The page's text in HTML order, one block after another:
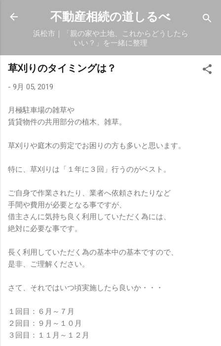
スキップしてメイン コンテンツに移動
不動産相続の道しるべ
浜松市｜「親の家や土地、これからどうしたら
いい？」を一緒に整理
草刈りのタイミングは？
- 9月 05, 2019
月極駐車場の雑草や
賃貸物件の共用部分の植木、雑草。
草刈りや庭木の剪定でお困りの方も多いと思います。
特に、草刈りは「１年に３回」行うのがベスト。
ご自身で作業されたり、業者へ依頼されたりなど
手間や費用が必要となる事ですが、
借主さんに気持ち良く利用していただく為には、
絶対に必要な事です。
長く利用していただく為の基本中の基本ですので、
是非、ご理解ください。
さて、それではいつ頃実施したら良いか・・・
１回目：６月～７月
２回目：９月～１０月
３回目：１１月～１２月